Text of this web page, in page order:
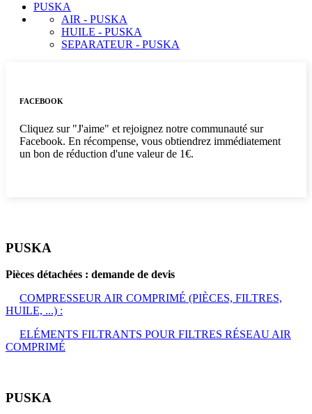
PUSKA
AIR - PUSKA
HUILE - PUSKA
SEPARATEUR - PUSKA
FACEBOOK
Cliquez sur "J'aime" et rejoignez notre communauté sur
Facebook. En récompense, vous obtiendrez immédiatement
un bon de réduction d'une valeur de 1€.
PUSKA
Pièces détachées : demande de devis
COMPRESSEUR AIR COMPRIMÉ (PIÈCES, FILTRES,
HUILE, ...) :
ELÉMENTS FILTRANTS POUR FILTRES RÉSEAU AIR
COMPRIMÉ
PUSKA